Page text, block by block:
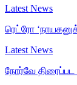
Latest News
ரெட்ரோ
Latest News
நோர்வே திரைப்பட